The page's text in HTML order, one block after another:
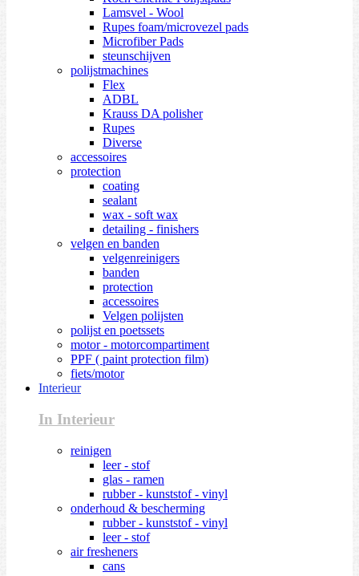
Lamsvel - Wool
Rupes foam/microvezel pads
Microfiber Pads
steunschijven
polijstmachines
Flex
ADBL
Krauss DA polisher
Rupes
Diverse
accessoires
protection
coating
sealant
wax - soft wax
detailing - finishers
velgen en banden
velgenreinigers
banden
protection
accessoires
Velgen polijsten
polijst en poetssets
motor - motorcompartiment
PPF ( paint protection film)
fiets/motor
Interieur
In Interieur
reinigen
leer - stof
glas - ramen
rubber - kunststof - vinyl
onderhoud & bescherming
rubber - kunststof - vinyl
leer - stof
air fresheners
cans